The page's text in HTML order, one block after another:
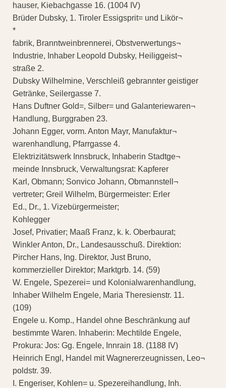
hauser, Kiebachgasse 16. (1004 IV)
Brüder Dubsky, 1. Tiroler Essigsprit= und Likör¬
*
fabrik, Branntweinbrennerei, Obstverwertungs¬
Industrie, Inhaber Leopold Dubsky, Heiliggeist¬
straße 2.
Dubsky Wilhelmine, Verschleiß gebrannter geistiger
Getränke, Seilergasse 7.
Hans Duftner Gold=, Silber= und Galanteriewaren¬
Handlung, Burggraben 23.
Johann Egger, vorm. Anton Mayr, Manufaktur¬
warenhandlung, Pfarrgasse 4.
Elektrizitätswerk Innsbruck, Inhaberin Stadtge¬
meinde Innsbruck, Verwaltungsrat: Kapferer
Karl, Obmann; Sonvico Johann, Obmannstell¬
vertreter; Greil Wilhelm, Bürgermeister: Erler
Ed., Dr., 1. Vizebürgermeister;
Kohlegger
Josef, Privatier; Maaß Franz, k. k. Oberbaurat;
Winkler Anton, Dr., Landesausschuß. Direktion:
Pircher Hans, Ing. Direktor, Just Bruno,
kommerzieller Direktor; Marktgrb. 14. (59)
W. Engele, Spezerei= und Kolonialwarenhandlung,
Inhaber Wilhelm Engele, Maria Theresienstr. 11.
(109)
Engele u. Komp., Handel ohne Beschränkung auf
bestimmte Waren. Inhaberin: Mechtilde Engele,
Prokura: Jos: Gg. Engele, Innrain 18. (1188 IV)
Heinrich Engl, Handel mit Wagnererzeugnissen, Leo¬
poldstr. 39.
I. Engeriser, Kohlen= u. Spezereihandlung, Inh.